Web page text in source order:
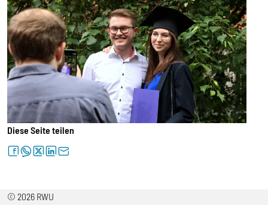
Diese Seite teilen
facebookwhatsapptwitterlinkedinletter
© 2026 RWU